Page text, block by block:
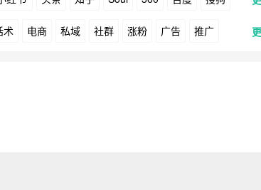
Tiktok YouTube Yahoo Bing
术 电商 私域 社群 涨粉 广告 推广